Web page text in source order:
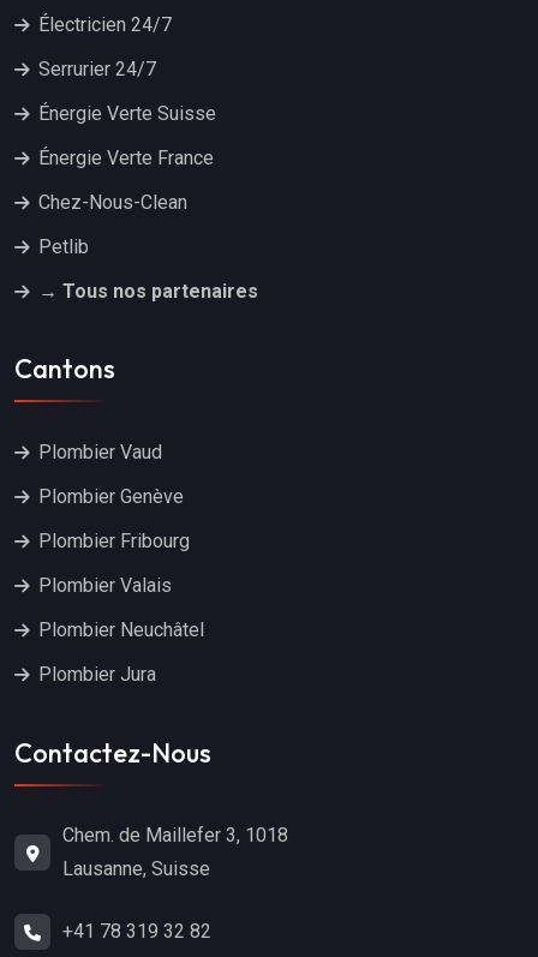
Électricien 24/7
Serrurier 24/7
Énergie Verte Suisse
Énergie Verte France
Chez-Nous-Clean
Petlib
→ Tous nos partenaires
Cantons
Plombier Vaud
Plombier Genève
Plombier Fribourg
Plombier Valais
Plombier Neuchâtel
Plombier Jura
Contactez-Nous
Chem. de Maillefer 3, 1018
Lausanne, Suisse
+41 78 319 32 82